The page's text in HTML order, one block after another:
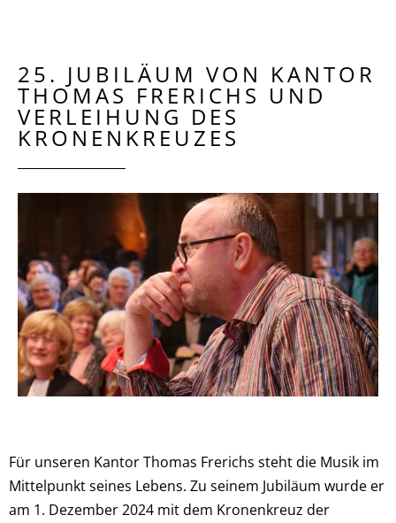
25. JUBILÄUM VON KANTOR
THOMAS FRERICHS UND
VERLEIHUNG DES
KRONENKREUZES
Für unseren Kantor Thomas Frerichs steht die Musik im
Mittelpunkt seines Lebens. Zu seinem Jubiläum wurde er
am 1. Dezember 2024 mit dem Kronenkreuz der